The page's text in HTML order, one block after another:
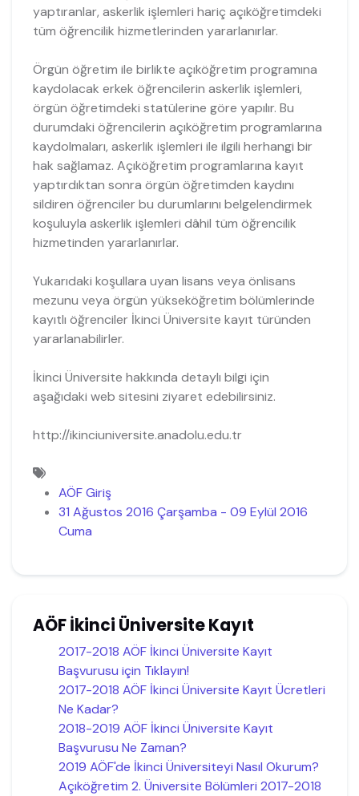
yaptıranlar, askerlik işlemleri hariç açıköğretimdeki
tüm öğrencilik hizmetlerinden yararlanırlar.
Örgün öğretim ile birlikte açıköğretim programına
kaydolacak erkek öğrencilerin askerlik işlemleri,
örgün öğretimdeki statülerine göre yapılır. Bu
durumdaki öğrencilerin açıköğretim programlarına
kaydolmaları, askerlik işlemleri ile ilgili herhangi bir
hak sağlamaz. Açıköğretim programlarına kayıt
yaptırdıktan sonra örgün öğretimden kaydını
sildiren öğrenciler bu durumlarını belgelendirmek
koşuluyla askerlik işlemleri dâhil tüm öğrencilik
hizmetinden yararlanırlar.
Yukarıdaki koşullara uyan lisans veya önlisans
mezunu veya örgün yükseköğretim bölümlerinde
kayıtlı öğrenciler İkinci Üniversite kayıt türünden
yararlanabilirler.
İkinci Üniversite hakkında detaylı bilgi için
aşağıdaki web sitesini ziyaret edebilirsiniz.
http://ikinciuniversite.anadolu.edu.tr
AÖF Giriş
31 Ağustos 2016 Çarşamba - 09 Eylül 2016
Cuma
AÖF İkinci Üniversite Kayıt
2017-2018 AÖF İkinci Üniversite Kayıt
Başvurusu için Tıklayın!
2017-2018 AÖF İkinci Üniversite Kayıt Ücretleri
Ne Kadar?
2018-2019 AÖF İkinci Üniversite Kayıt
Başvurusu Ne Zaman?
2019 AÖF'de İkinci Üniversiteyi Nasıl Okurum?
Açıköğretim 2. Üniversite Bölümleri 2017-2018